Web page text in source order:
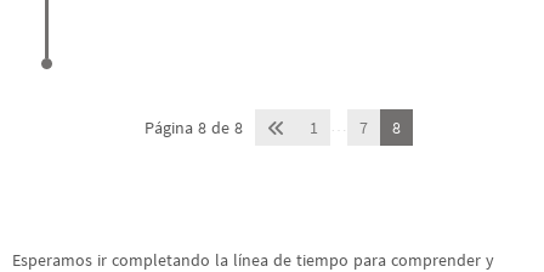
Página 8 de 8 1 … 7 8
Esperamos ir completando la línea de tiempo para comprender y